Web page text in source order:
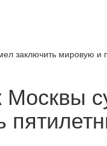
заключить мировую и